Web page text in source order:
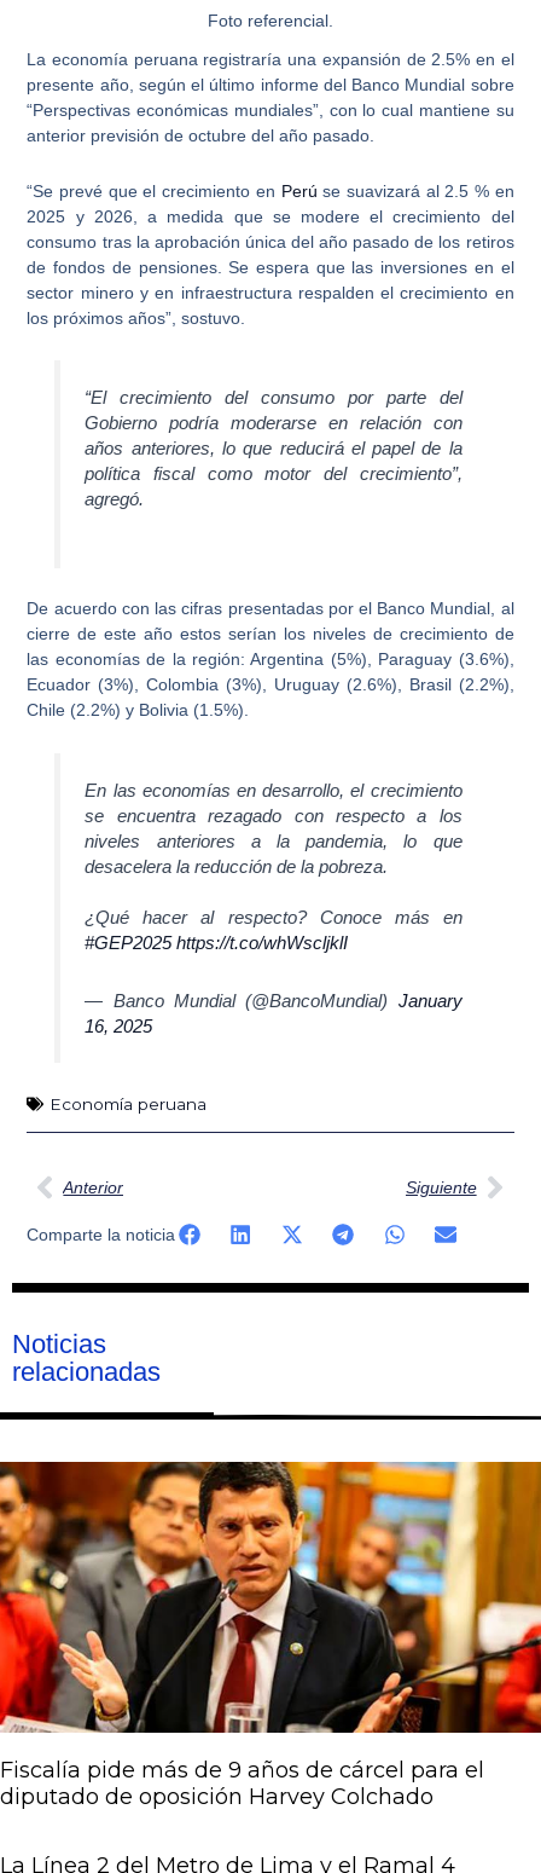
Foto referencial.
La economía peruana registraría una expansión de 2.5% en el
presente año, según el último informe del Banco Mundial sobre
“Perspectivas económicas mundiales”, con lo cual mantiene su
anterior previsión de octubre del año pasado.
“Se prevé que elcrecimiento en Perú se suavizará al 2.5 % en
2025 y 2026, a medida que se modere elcrecimiento del
consumo tras la aprobación única del año pasado de los retiros
de fondos de pensiones. Se espera que las inversiones en el
sector minero y en infraestructura respalden el crecimiento en
los próximos años”, sostuvo.
“Elcrecimientodel consumo por parte del
Gobierno podría moderarse en relación con
años anteriores, lo que reducirá el papel de la
política fiscal como motor del crecimiento”,
agregó.
De acuerdo con las cifras presentadas por el Banco Mundial , al
cierre de este año estos serían los niveles de crecimiento de
las economías de la región: Argentina (5%), Paraguay (3.6%),
Ecuador (3%), Colombia (3%), Uruguay (2.6%), Brasil (2.2%),
Chile (2.2%) y Bolivia (1.5%).
En las economías en desarrollo, el crecimiento
se encuentra rezagado con respecto a los
niveles anteriores a la pandemia, lo que
desacelera la reducción de la pobreza.
¿Qué hacer al respecto? Conoce más en
#GEP2025 https://t.co/whWscljklI
— Banco Mundial (@BancoMundial) January
16, 2025
Economía peruana
Ant
Anterior Siguiente
Comparte la noticia
Noticias
relacionadas
Fiscalía pide más de 9 años de cárcel para el
diputado de oposición Harvey Colchado
La Línea 2 del Metro de Lima y el Ramal 4
Página
Página
Página
Página
Página